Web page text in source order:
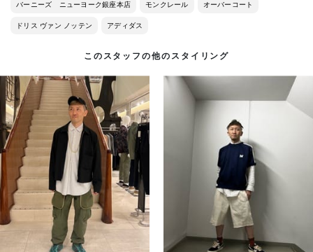
バーニーズ ニューヨーク銀座本店 モンクレール オーバーコート
ドリス ヴァン ノッテン アディダス
このスタッフの他のスタイリング